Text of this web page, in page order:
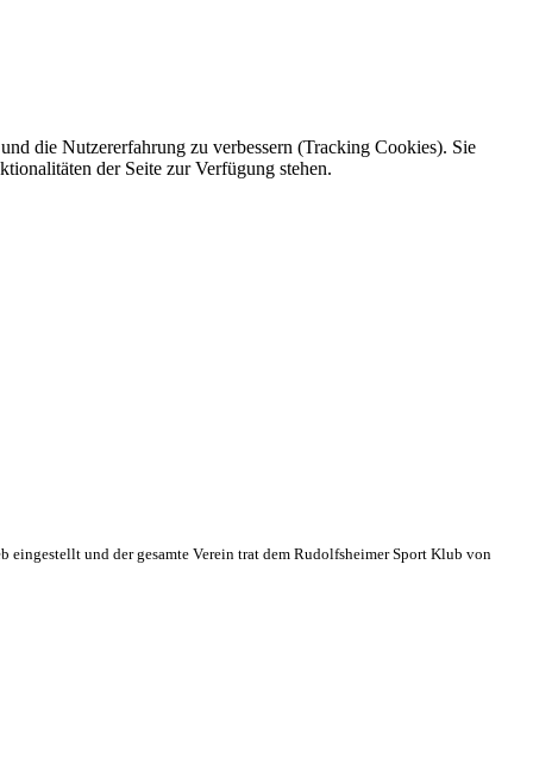
die Nutzererfahrung zu verbessern (Tracking Cookies). Sie
der Seite zur Verfügung stehen.
eingestellt und der gesamte Verein trat dem Rudolfsheimer Sport Klub von